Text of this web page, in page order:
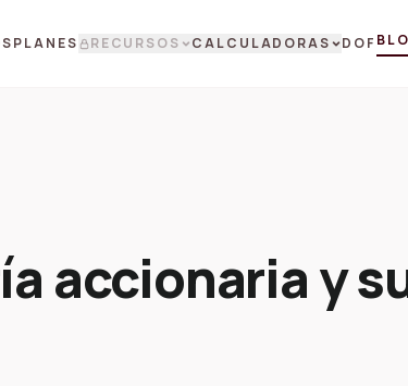
PLANES RECURSOS CALCULADORAS DOF
accionaria y